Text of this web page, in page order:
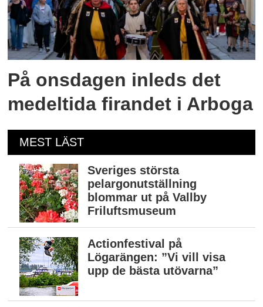
På onsdagen inleds det
medeltida firandet i Arboga
MEST LÄST
Sveriges största
pelargonutställning
blommar ut på Vallby
Friluftsmuseum
Actionfestival på
Lögarängen: ”Vi vill visa
upp de bästa utövarna”